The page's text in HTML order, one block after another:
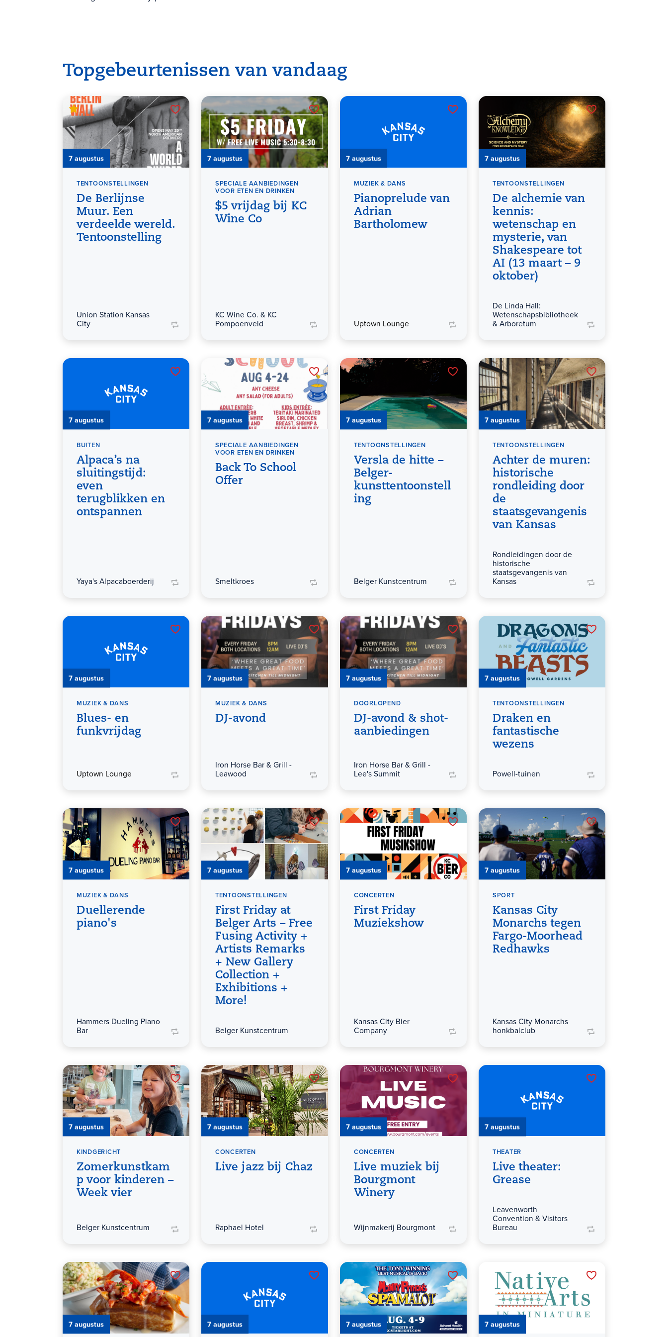
Topgebeurtenissen van vandaag
7 augustus
TENTOONSTELLINGEN
De Berlijnse
Muur. Een
verdeelde wereld.
Tentoonstelling
Union Station Kansas
City
7 augustus
SPECIALE AANBIEDINGEN
VOOR ETEN EN DRINKEN
$5 vrijdag bij KC
Wine Co
KC Wine Co. & KC
Pompoenveld
7 augustus
MUZIEK & DANS
Pianoprelude van
Adrian
Bartholomew
Uptown Lounge
7 augustus
TENTOONSTELLINGEN
De alchemie van
kennis:
wetenschap en
mysterie, van
Shakespeare tot
AI (13 maart – 9
oktober)
De Linda Hall:
Wetenschapsbibliotheek
& Arboretum
7 augustus
BUITEN
Alpaca’s na
sluitingstijd:
even
terugblikken en
ontspannen
Yaya's Alpacaboerderij
7 augustus
SPECIALE AANBIEDINGEN
VOOR ETEN EN DRINKEN
Back To School
Offer
Smeltkroes
7 augustus
TENTOONSTELLINGEN
Versla de hitte –
Belger-
kunsttentoonstell
ing
Belger Kunstcentrum
7 augustus
TENTOONSTELLINGEN
Achter de muren:
historische
rondleiding door
de
staatsgevangenis
van Kansas
Rondleidingen door de
historische
staatsgevangenis van
Kansas
7 augustus
MUZIEK & DANS
Blues- en
funkvrijdag
Uptown Lounge
7 augustus
MUZIEK & DANS
DJ-avond
Iron Horse Bar & Grill -
Leawood
7 augustus
DOORLOPEND
DJ-avond & shot-
aanbiedingen
Iron Horse Bar & Grill -
Lee's Summit
7 augustus
TENTOONSTELLINGEN
Draken en
fantastische
wezens
Powell-tuinen
7 augustus
MUZIEK & DANS
Duellerende
piano's
Hammers Dueling Piano
Bar
7 augustus
TENTOONSTELLINGEN
First Friday at
Belger Arts – Free
Fusing Activity +
Artists Remarks
+ New Gallery
Collection +
Exhibitions +
More!
Belger Kunstcentrum
7 augustus
CONCERTEN
First Friday
Muziekshow
Kansas City Bier
Company
7 augustus
SPORT
Kansas City
Monarchs tegen
Fargo-Moorhead
Redhawks
Kansas City Monarchs
honkbalclub
7 augustus
KINDGERICHT
Zomerkunstkam
p voor kinderen –
Week vier
Belger Kunstcentrum
7 augustus
CONCERTEN
Live jazz bij Chaz
Raphael Hotel
7 augustus
CONCERTEN
Live muziek bij
Bourgmont
Winery
Wijnmakerij Bourgmont
7 augustus
THEATER
Live theater:
Grease
Leavenworth
Convention & Visitors
Bureau
7 augustus 7 augustus 7 augustus 7 augustus